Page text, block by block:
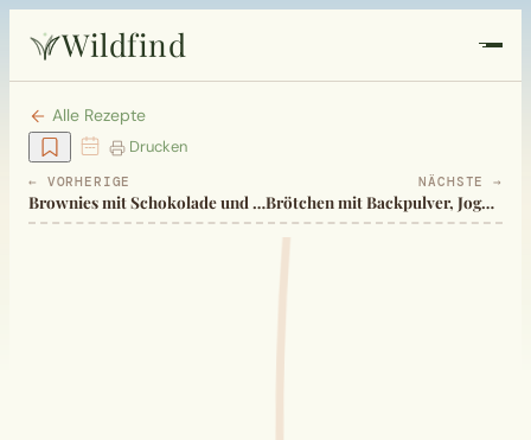
Wildfind
Startseite
Pflanzen
Alle Rezepte
Drucken
← VORHERIGE
Brownies mit Schokolade und Roter Bete
NÄCHSTE →
Brötchen mit Backpulver, Joghurt